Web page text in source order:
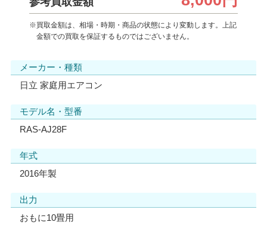
※買取金額は、相場・時期・商品の状態により変動します。上記
金額での買取を保証するものではございません。
メーカー・種類
日立 家庭用エアコン
モデル名・型番
RAS-AJ28F
年式
2016年製
出力
おもに10畳用